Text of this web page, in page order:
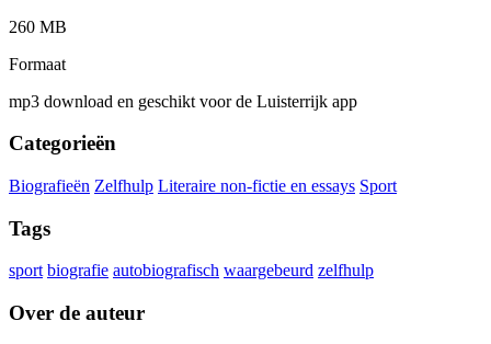
260 MB
Formaat
mp3 download en geschikt voor de Luisterrijk app
Categorieën
Biografieën Zelfhulp Literaire non-fictie en essays Sport
Tags
sport biografie autobiografisch waargebeurd zelfhulp
Over de auteur